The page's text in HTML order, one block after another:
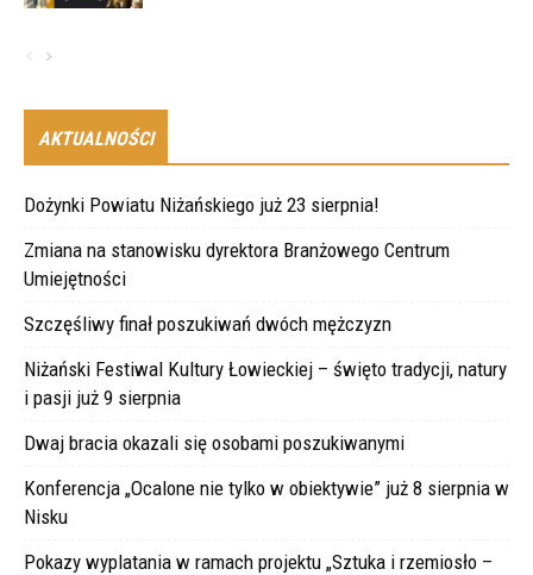
AKTUALNOŚCI
Dożynki Powiatu Niżańskiego już 23 sierpnia!
Zmiana na stanowisku dyrektora Branżowego Centrum
Umiejętności
Szczęśliwy finał poszukiwań dwóch mężczyzn
Niżański Festiwal Kultury Łowieckiej – święto tradycji, natury
i pasji już 9 sierpnia
Dwaj bracia okazali się osobami poszukiwanymi
Konferencja „Ocalone nie tylko w obiektywie” już 8 sierpnia w
Nisku
Pokazy wyplatania w ramach projektu „Sztuka i rzemiosło –